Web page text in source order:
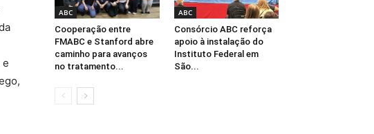
e
ABC
Cooperação entre
FMABC e Stanford abre
caminho para avanços
no tratamento...
ABC
Consórcio ABC reforça
apoio à instalação do
Instituto Federal em
São...